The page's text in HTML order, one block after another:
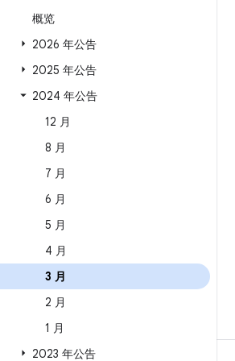
概览
2026 年公告
2025 年公告
2024 年公告
12 月
8 月
7 月
6 月
5 月
4 月
3 月
2 月
1 月
2023 年公告